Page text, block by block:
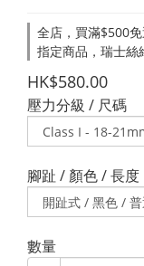
全店，買滿$500
指定商品，瑞士
HK$580.00
壓力分級 / 尺碼
腳趾 / 顏色 / 長度
數量